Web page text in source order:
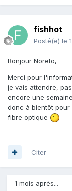
fishhot
Posté(e) le
Bonjour Noreto,
Merci pour
je vais attendre,
encore une
donc à bientôt pour
fibre optique
Citer
1 mois après...